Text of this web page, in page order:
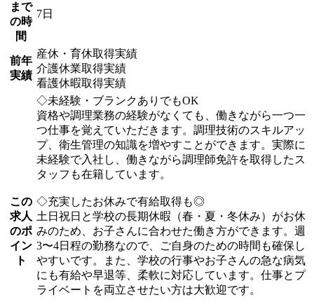
まで
の時
間
7日
前年
実績
産休・育休取得実績
介護休業取得実績
看護休暇取得実績
この
求人
のポ
イン
ト
◇未経験・ブランクありでもOK
資格や調理業務の経験がなくても、働きながら一つ一
つ仕事を覚えていただきます。調理技術のスキルアッ
プ、衛生管理の知識を増やすことができます。実際に
未経験で入社し、働きながら調理師免許を取得したス
タッフも在籍しています。
◇充実したお休みで有給取得も◎
土日祝日と学校の長期休暇（春・夏・冬休み）がお休
みのため、お子さんに合わせた働き方ができます。週
3〜4日程の勤務なので、ご自身のための時間も確保し
やすいです。また、学校の行事やお子さんの急な病気
にも有給や早退等、柔軟に対応しています。仕事とプ
ライベートを両立させたい方は大歓迎です。